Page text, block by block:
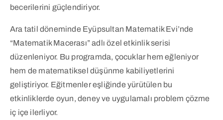
becerilerini güçlendiriyor.
Ara tatil döneminde Eyüpsultan Matematik Evi’nde
“Matematik Macerası” adlı özel etkinlik serisi
düzenleniyor. Bu programda, çocuklar hem eğleniyor
hem de matematiksel düşünme kabiliyetlerini
geliştiriyor. Eğitmenler eşliğinde yürütülen bu
etkinliklerde oyun, deney ve uygulamalı problem çözme
iç içe ilerliyor.